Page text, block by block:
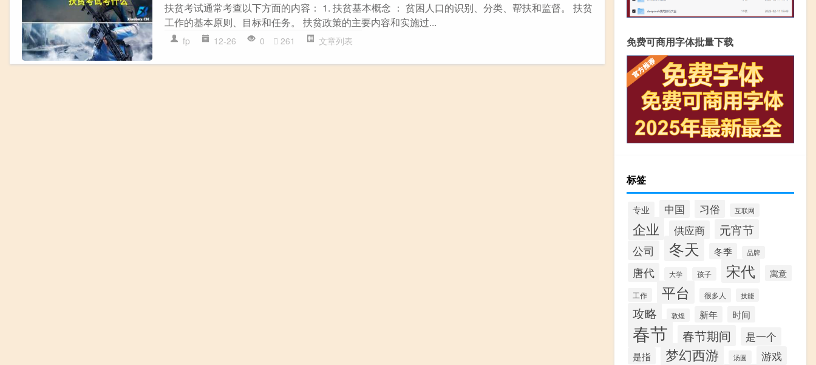
扶贫考试通常考查以下方面的内容： 1. 扶贫基本概念 ： 贫困人口的识别、分类、帮扶和监督。 扶贫
工作的基本原则、目标和任务。 扶贫政策的主要内容和实施过...
fp 12-26 0 261 文章列表 免费可商用字体批量下载
标签
专业 中国 习俗 互联网
企业 供应商 元宵节
公司 冬天 冬季 品牌
唐代 大学 孩子 宋代 寓意
工作 平台 很多人 技能
攻略 敦煌 新年 时间
春节 春节期间 是一个
是指 梦幻西游 汤圆 游戏